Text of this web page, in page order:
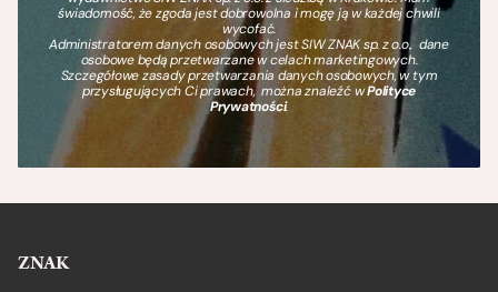
świadomość, że zgoda jest dobrowolna i mogę ją w każdej chwili
wycofać.
Administratorem danych osobowych jest SIW ZNAK sp. z o.o., dane
osobowe będą przetwarzane w celach marketingowych.
Szczegółowe zasady przetwarzania danych osobowych, w tym
przysługujących Ci prawach, można znaleźć wPolityce
Prywatności.
ZNAK